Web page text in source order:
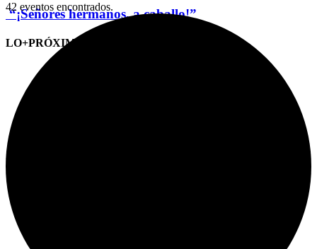
“¡Señores hermanos, a caballo!”
LO+PRÓXIMO (CITAS)
42 eventos encontrados.